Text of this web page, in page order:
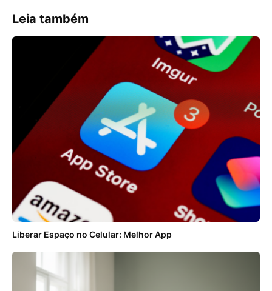
Leia também
Liberar Espaço no Celular: Melhor App